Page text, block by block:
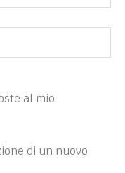
al mio
di un nuovo